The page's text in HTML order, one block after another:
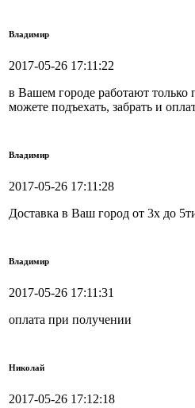
Владимир
2017-05-26 17:11:22
в Вашем городе работают
можете подъехать, забрать и
Владимир
2017-05-26 17:11:28
Доставка в Ваш город от 3х до
Владимир
2017-05-26 17:11:31
оплата при получении
Николай
2017-05-26 17:12:18